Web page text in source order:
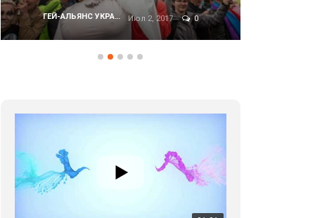
ГЕЙ-АЛЬЯНС УКРАИНА Июл 2, 2017 0
17 травня IDAHO. Міжнародний день боротьби з гомофобією трансфобією і біфобія.
5/17/2020
В цьому році, пандемія та COVІD-19 не дали нам
можливості провести вуличні акції. Наше відео-
1 Комментариев